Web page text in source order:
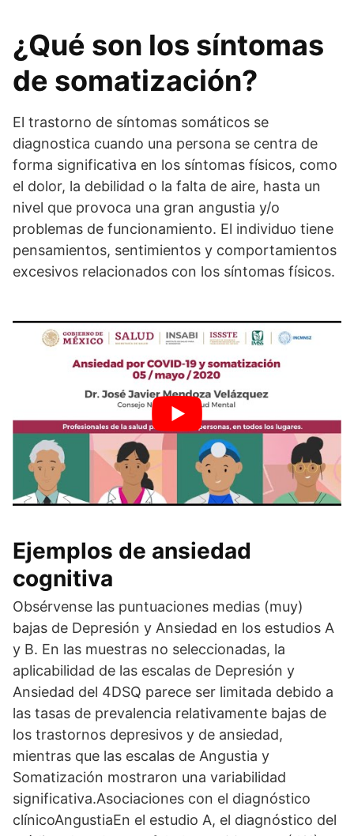
¿Qué son los síntomas
de somatización?
El trastorno de síntomas somáticos se
diagnostica cuando una persona se centra de
forma significativa en los síntomas físicos, como
el dolor, la debilidad o la falta de aire, hasta un
nivel que provoca una gran angustia y/o
problemas de funcionamiento. El individuo tiene
pensamientos, sentimientos y comportamientos
excesivos relacionados con los síntomas físicos.
Ejemplos de ansiedad
cognitiva
Obsérvense las puntuaciones medias (muy)
bajas de Depresión y Ansiedad en los estudios A
y B. En las muestras no seleccionadas, la
aplicabilidad de las escalas de Depresión y
Ansiedad del 4DSQ parece ser limitada debido a
las tasas de prevalencia relativamente bajas de
los trastornos depresivos y de ansiedad,
mientras que las escalas de Angustia y
Somatización mostraron una variabilidad
significativa.Asociaciones con el diagnóstico
clínicoAngustiaEn el estudio A, el diagnóstico del